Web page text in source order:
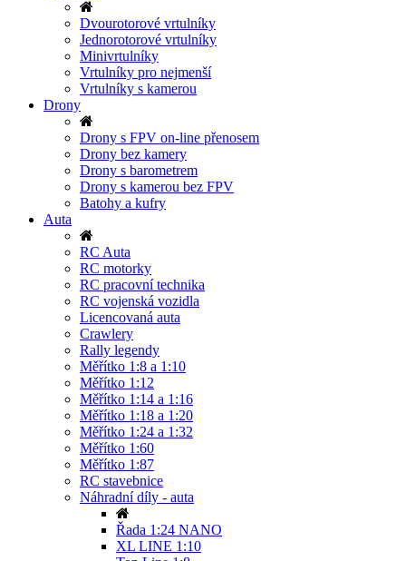
Dvourotorové vrtulníky
Jednorotorové vrtulníky
Minivrtulníky
Vrtulníky pro nejmenší
Vrtulníky s kamerou
Drony
Drony s FPV on-line přenosem
Drony bez kamery
Drony s barometrem
Drony s kamerou bez FPV
Batohy a kufry
Auta
RC Auta
RC motorky
RC pracovní technika
RC vojenská vozidla
Licencovaná auta
Crawlery
Rally legendy
Měřítko 1:8 a 1:10
Měřítko 1:12
Měřítko 1:14 a 1:16
Měřítko 1:18 a 1:20
Měřítko 1:24 a 1:32
Měřítko 1:60
Měřítko 1:87
RC stavebnice
Náhradní díly - auta
Řada 1:24 NANO
XL LINE 1:10